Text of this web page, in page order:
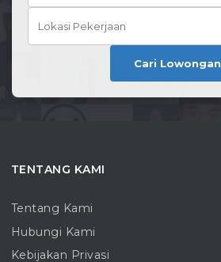
Cari Lowongan
TENTANG KAMI
Tentang Kami
Hubungi Kami
Kebijakan Privasi